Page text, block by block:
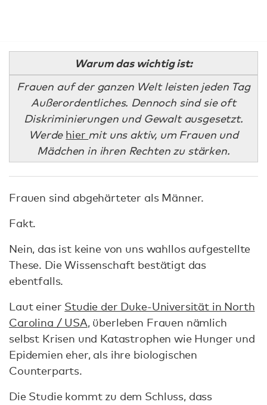
Warum das wichtig ist:
Frauen auf der ganzen Welt leisten jeden Tag
Außerordentliches. Dennoch sind sie oft
Diskriminierungen und Gewalt ausgesetzt.
Werde hier mit uns aktiv, um Frauen und
Mädchen in ihren Rechten zu stärken.
Frauen sind abgehärteter als Männer.
Fakt.
Nein, das ist keine von uns wahllos aufgestellte
These. Die Wissenschaft bestätigt das
ebentfalls.
Laut einer Studie der Duke-Universität in North
Carolina / USA, überleben Frauen nämlich
selbst Krisen und Katastrophen wie Hunger und
Epidemien eher, als ihre biologischen
Counterparts.
Die Studie kommt zu dem Schluss, dass